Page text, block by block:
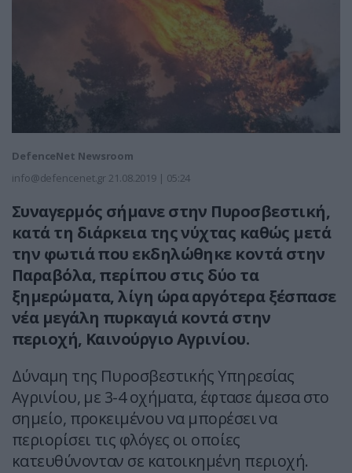
DefenceNet Newsroom
info@defencenet.gr 21.08.2019 | 05:24
Συναγερμός σήμανε στην Πυροσβεστική,
κατά τη διάρκεια της νύχτας καθώς μετά
την φωτιά που εκδηλώθηκε κοντά στην
Παραβόλα, περίπου στις δύο τα
ξημερώματα, λίγη ώρα αργότερα ξέσπασε
νέα μεγάλη πυρκαγιά κοντά στην
περιοχή, Καινούργιο Αγρινίου.
Δύναμη της Πυροσβεστικής Υπηρεσίας
Αγρινίου, με 3-4 οχήματα, έφτασε άμεσα στο
σημείο, προκειμένου να μπορέσει να
περιορίσει τις φλόγες οι οποίες
κατευθύνονταν σε κατοικημένη περιοχή.